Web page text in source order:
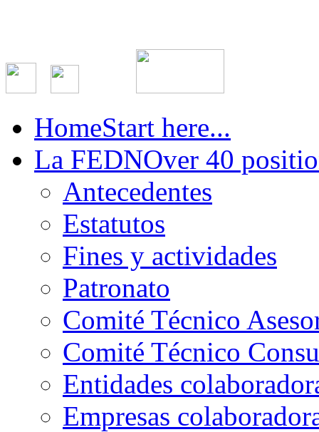
HomeStart here...
La FEDNOver 40
Antecedentes
Estatutos
Fines y actividades
Patronato
Comité Técnico
Comité Técnico
Entidades
Empresas